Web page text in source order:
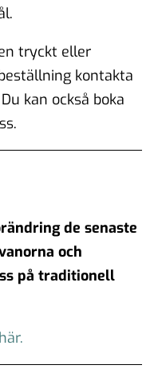
tryckt eller
kontakta
kan också boka
de senaste
och
på traditionell